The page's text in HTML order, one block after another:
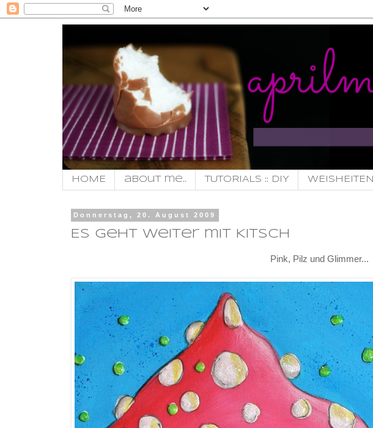
HOME about me.. TUTORIALS :: DIY WEISHEITEN
Donnerstag, 20. August 2009
Es geht weiter mit Kitsch
Pink, Pilz und Glimmer...